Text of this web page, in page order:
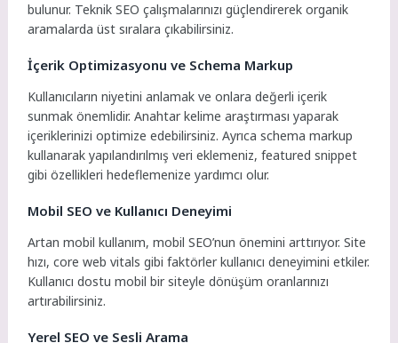
bulunur. Teknik SEO çalışmalarınızı güçlendirerek organik
aramalarda üst sıralara çıkabilirsiniz.
İçerik Optimizasyonu ve Schema Markup
Kullanıcıların niyetini anlamak ve onlara değerli içerik
sunmak önemlidir. Anahtar kelime araştırması yaparak
içeriklerinizi optimize edebilirsiniz. Ayrıca schema markup
kullanarak yapılandırılmış veri eklemeniz, featured snippet
gibi özellikleri hedeflemenize yardımcı olur.
Mobil SEO ve Kullanıcı Deneyimi
Artan mobil kullanım, mobil SEO’nun önemini arttırıyor. Site
hızı, core web vitals gibi faktörler kullanıcı deneyimini etkiler.
Kullanıcı dostu mobil bir siteyle dönüşüm oranlarınızı
artırabilirsiniz.
Yerel SEO ve Sesli Arama